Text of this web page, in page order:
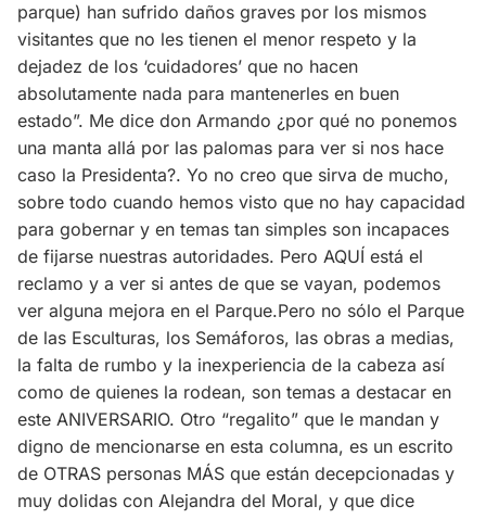
parque) han sufrido daños graves por los mismos
visitantes que no les tienen el menor respeto y la
dejadez de los ‘cuidadores’ que no hacen
absolutamente nada para mantenerles en buen
estado”. Me dice don Armando ¿por qué no ponemos
una manta allá por las palomas para ver si nos hace
caso la Presidenta?. Yo no creo que sirva de mucho,
sobre todo cuando hemos visto que no hay capacidad
para gobernar y en temas tan simples son incapaces
de fijarse nuestras autoridades. Pero AQUÍ está el
reclamo y a ver si antes de que se vayan, podemos
ver alguna mejora en el Parque.Pero no sólo el Parque
de las Esculturas, los Semáforos, las obras a medias,
la falta de rumbo y la inexperiencia de la cabeza así
como de quienes la rodean, son temas a destacar en
este ANIVERSARIO. Otro “regalito” que le mandan y
digno de mencionarse en esta columna, es un escrito
de OTRAS personas MÁS que están decepcionadas y
muy dolidas con Alejandra del Moral, y que dice